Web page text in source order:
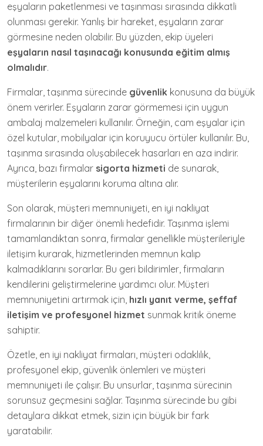
eşyaların paketlenmesi ve taşınması sırasında dikkatli
olunması gerekir. Yanlış bir hareket, eşyaların zarar
görmesine neden olabilir. Bu yüzden, ekip üyeleri
eşyaların nasıl taşınacağı konusunda eğitim almış
olmalıdır.
Firmalar, taşınma sürecinde güvenlik konusuna da büyük
önem verirler. Eşyaların zarar görmemesi için uygun
ambalaj malzemeleri kullanılır. Örneğin, cam eşyalar için
özel kutular, mobilyalar için koruyucu örtüler kullanılır. Bu,
taşınma sırasında oluşabilecek hasarları en aza indirir.
Ayrıca, bazı firmalar sigorta hizmeti de sunarak,
müşterilerin eşyalarını koruma altına alır.
Son olarak, müşteri memnuniyeti, en iyi nakliyat
firmalarının bir diğer önemli hedefidir. Taşınma işlemi
tamamlandıktan sonra, firmalar genellikle müşterileriyle
iletişim kurarak, hizmetlerinden memnun kalıp
kalmadıklarını sorarlar. Bu geri bildirimler, firmaların
kendilerini geliştirmelerine yardımcı olur. Müşteri
memnuniyetini artırmak için, hızlı yanıt verme, şeffaf
iletişim ve profesyonel hizmet sunmak kritik öneme
sahiptir.
Özetle, en iyi nakliyat firmaları, müşteri odaklılık,
profesyonel ekip, güvenlik önlemleri ve müşteri
memnuniyeti ile çalışır. Bu unsurlar, taşınma sürecinin
sorunsuz geçmesini sağlar. Taşınma sürecinde bu gibi
detaylara dikkat etmek, sizin için büyük bir fark
yaratabilir.